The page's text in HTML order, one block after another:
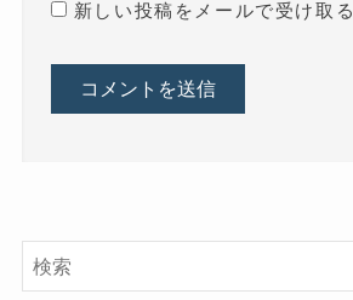
新しい投稿をメールで受け取る